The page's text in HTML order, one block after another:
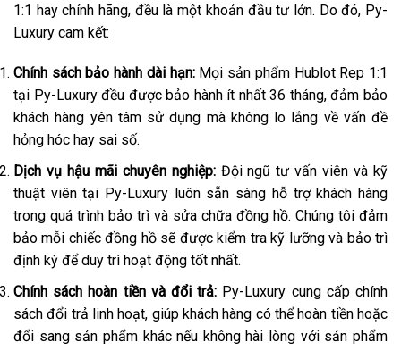
1:1 hay chính hãng, đều là một khoản đầu tư lớn. Do đó, Py-
Luxury cam kết:
Chính sách bảo hành dài hạn:Mọi sản phẩm Hublot Rep 1:1
tại Py-Luxury đều được bảo hành ít nhất 36 tháng, đảm bảo
khách hàng yên tâm sử dụng mà không lo lắng về vấn đề
hỏng hóc hay sai số.
Dịch vụ hậu mãi chuyên nghiệp:Đội ngũ tư vấn viên và kỹ
thuật viên tại Py-Luxury luôn sẵn sàng hỗ trợ khách hàng
trong quá trình bảo trì và sửa chữa đồng hồ. Chúng tôi đảm
bảo mỗi chiếc đồng hồ sẽ được kiểm tra kỹ lưỡng và bảo trì
định kỳ để duy trì hoạt động tốt nhất.
Chính sách hoàn tiền và đổi trả: Py-Luxury cung cấp chính
sách đổi trả linh hoạt, giúp khách hàng có thể hoàn tiền hoặc
đổi sang sản phẩm khác nếu không hài lòng với sản phẩm